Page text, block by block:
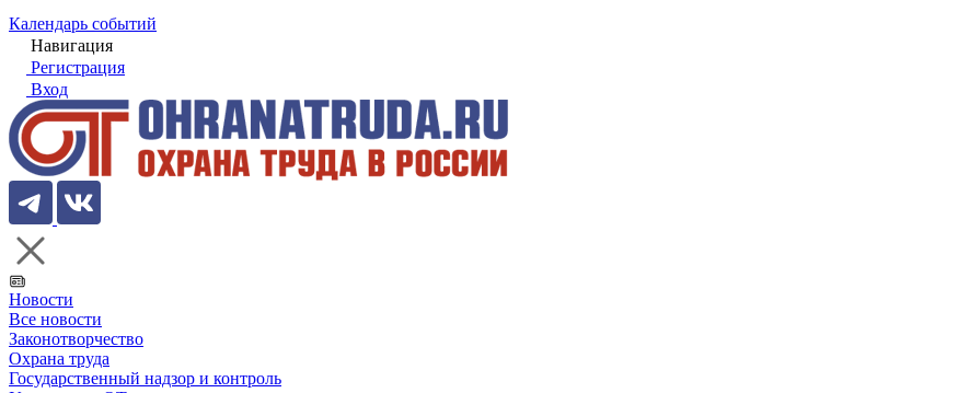
Календарь событий
Навигация
Регистрация
Вход
Новости
Все новости
Законотворчество
Охрана труда
Государственный надзор и контроль